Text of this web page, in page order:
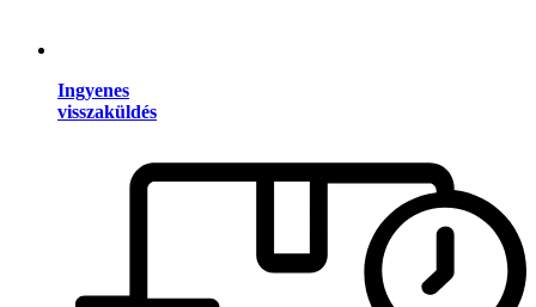
Ingyenes
visszaküldés